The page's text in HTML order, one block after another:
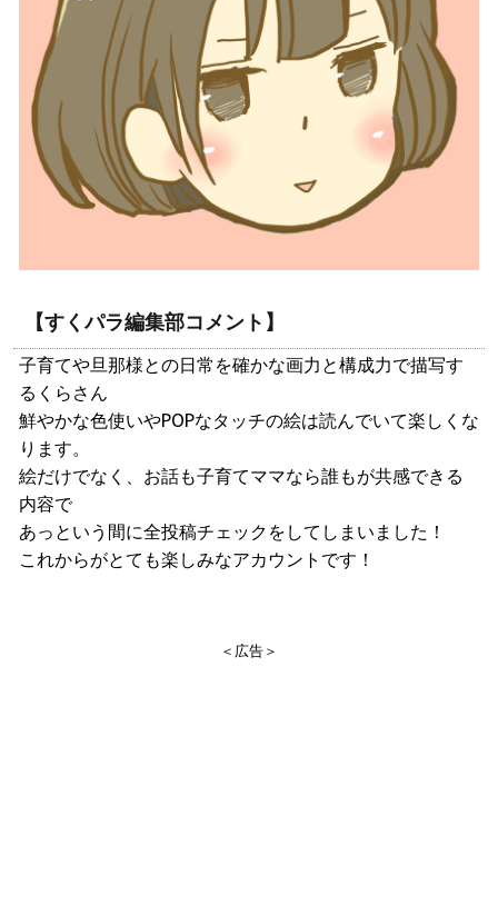
【すくパラ編集部コメント】
子育てや旦那様との日常を確かな画力と構成力で描写す
るくらさん
鮮やかな色使いやPOPなタッチの絵は読んでいて楽しくな
ります。
絵だけでなく、お話も子育てママなら誰もが共感できる
内容で
あっという間に全投稿チェックをしてしまいました！
これからがとても楽しみなアカウントです！
＜広告＞